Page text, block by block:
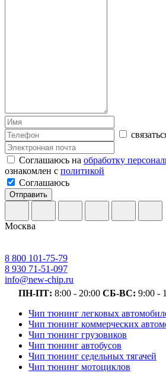
Соглашаюсь на обработку
ознакомлен с политикой
Соглашаюсь
Отправить
Москва
8 800 101-75-79
8 930 71-51-097
info@new-chip.ru
ПН-ПТ: 8:00 - 20:00 СБ-ВС: 9:00 -
Чип тюнинг легковых
Чип тюнинг коммерческих
Чип тюнинг грузовиков
Чип тюнинг автобусов
Чип тюнинг седельных тягачей
Чип тюнинг мотоциклов